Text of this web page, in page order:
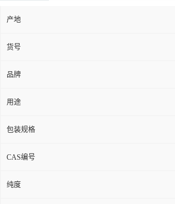
产地
货号
品牌
用途
包装规格
CAS编号
纯度